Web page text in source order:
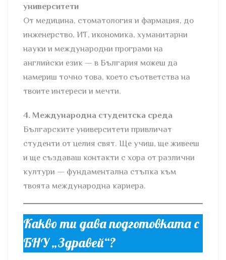
университети
От медицина, стоматология и фармация, до
инженерство, ИТ, икономика, хуманитарни
науки и международни програми на
английски език — в България можеш да
намериш точно това, което съответства на
твоите интереси и мечти.
4. Международна студентска среда
Българските университети привличат
студенти от целия свят. Ще учиш, ще живееш
и ще създаваш контакти с хора от различни
култури — фундаментална стъпка към
твоята международна кариера.
Какво ти дава подготовката с
БНУ „Здравей“?